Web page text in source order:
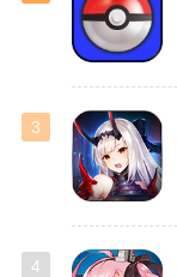
3
4